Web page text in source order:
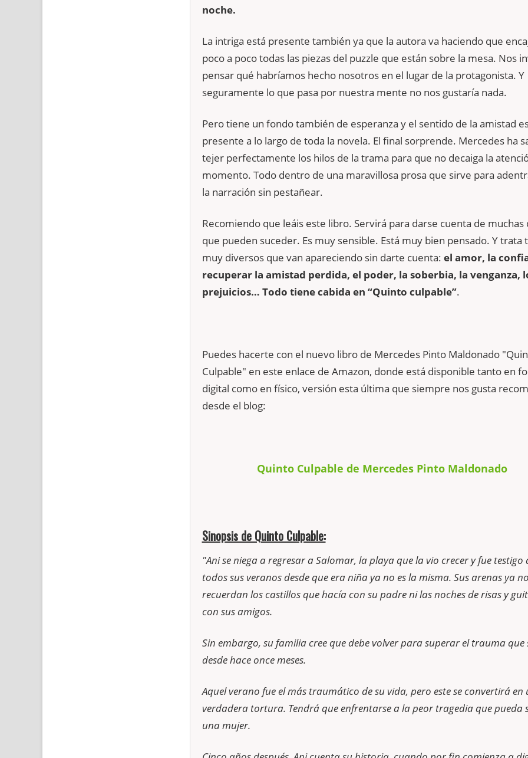
noche.
La intriga está presente también ya que la autora va haciendo que
poco a poco todas las piezas del puzzle que están sobre la mesa. Nos
pensar qué habríamos hecho nosotros en el lugar de la protagonista. Y
seguramente lo que pasa por nuestra mente no nos gustaría nada.
Pero tiene un fondo también de esperanza y el sentido de la amistad
presente a lo largo de toda la novela. El final sorprende. Mercedes ha
tejer perfectamente los hilos de la trama para que no decaiga la
momento. Todo dentro de una maravillosa prosa que sirve para
la narración sin pestañear.
Recomiendo que leáis este libro. Servirá para darse cuenta de muchas
que pueden suceder. Es muy sensible. Está muy bien pensado. Y trata
muy diversos que van apareciendo sin darte cuenta: el amor, la
recuperar la amistad perdida, el poder, la soberbia, la venganza,
prejuicios… Todo tiene cabida en “Quinto culpable”.
Puedes hacerte con el nuevo libro de Mercedes Pinto Maldonado
Culpable" en este enlace de Amazon, donde está disponible tanto en
digital como en físico, versión esta última que siempre nos gusta
desde el blog:
Quinto Culpable de Mercedes Pinto Maldonado
Sinopsis de Quinto Culpable:
"Ani se niega a regresar a Salomar, la playa que la vio crecer y fue testigo
todos sus veranos desde que era niña ya no es la misma. Sus arenas ya
recuerdan los castillos que hacía con su padre ni las noches de risas y
con sus amigos.
Sin embargo, su familia cree que debe volver para superar el trauma que
desde hace once meses.
Aquel verano fue el más traumático de su vida, pero este se convertirá en
verdadera tortura. Tendrá que enfrentarse a la peor tragedia que pueda
una mujer.